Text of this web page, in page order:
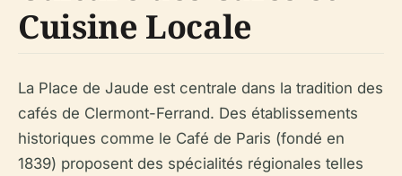
Cuisine Locale
La Place de Jaude est centrale dans la tradition des
cafés de Clermont-Ferrand. Des établissements
historiques comme le Café de Paris (fondé en
1839) proposent des spécialités régionales telles